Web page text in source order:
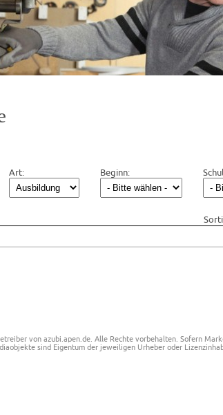
Art: Beginn:
von azubi.apen.de. Alle Rechte vorbehalten. Sofern
sind Eigentum der jeweiligen Urheber oder